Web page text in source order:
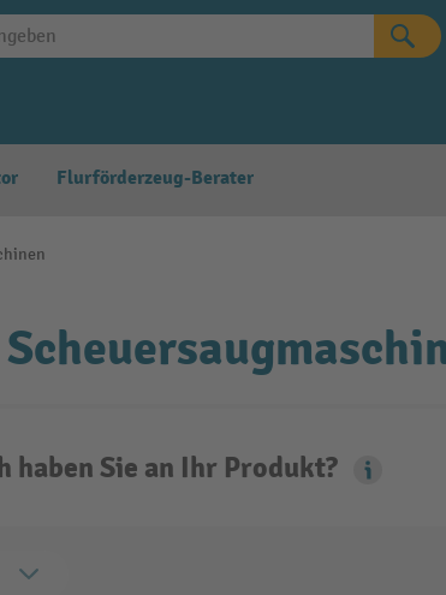
Flurförderzeug-Berater
haben Sie an Ihr Produkt?